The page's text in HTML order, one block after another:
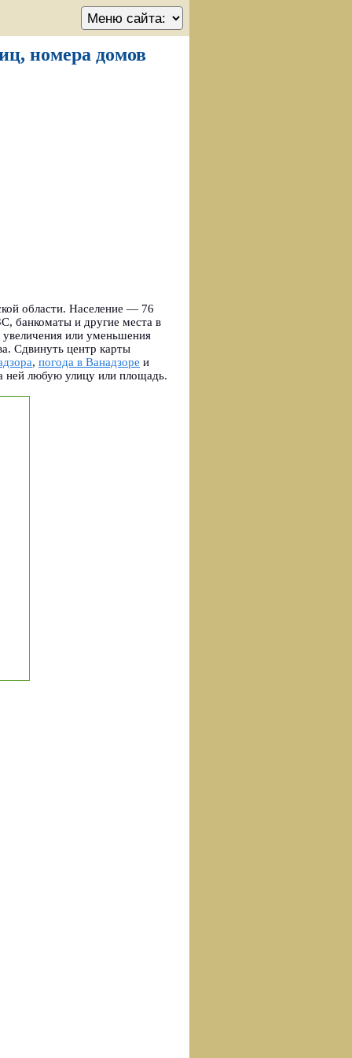
номера домов
области. Население — 76
банкоматы и другие места в
или уменьшения
Сдвинуть центр карты
, погода в Ванадзоре и
ней любую улицу или площадь.